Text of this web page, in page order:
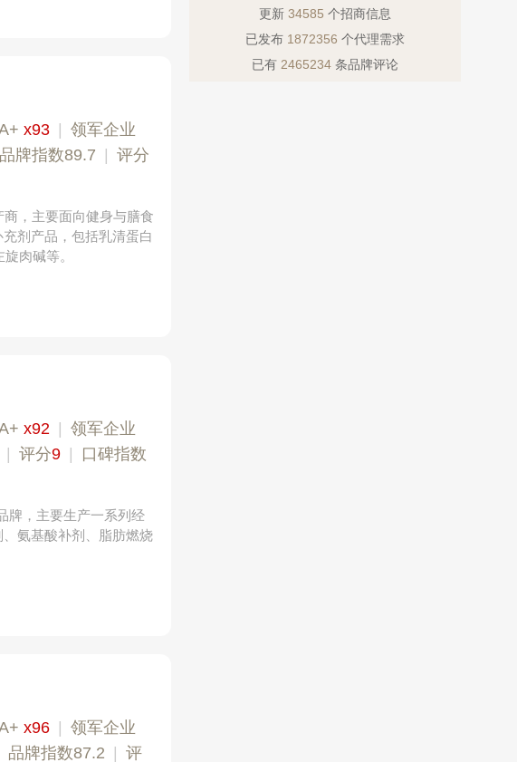
x93
领军企业
品牌指数89.7
评分
，主要面向健身与膳食
剂产品，包括乳清蛋白
肉碱等。
x92
领军企业
评分9
口碑指数
牌，主要生产一系列经
氨基酸补剂、脂肪燃烧
x96
领军企业
品牌指数87.2
评
更新 34585 个招商信息
已发布 1872356 个代理需求
已有 2465234 条品牌评论